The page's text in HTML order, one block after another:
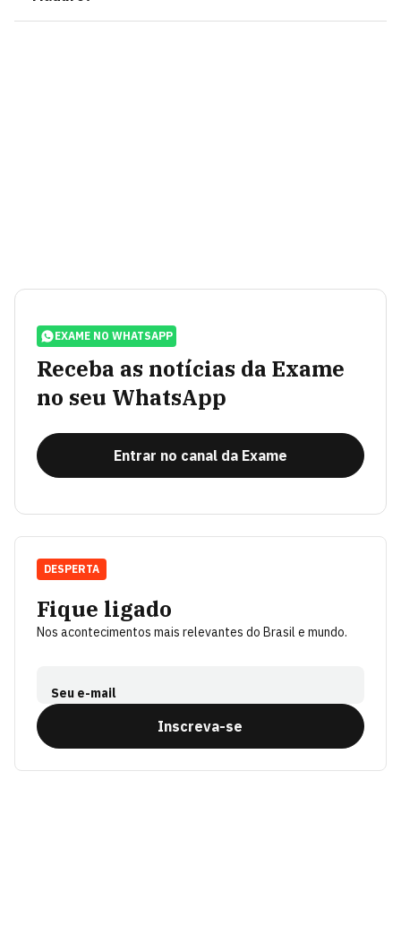
EXAME NO WHATSAPP
Receba as notícias da Exame
no seu WhatsApp
Entrar no canal da Exame
Fique ligado
Nos acontecimentos mais relevantes do Brasil e mundo.
Seu e-mail
Inscreva-se
DESPERTA